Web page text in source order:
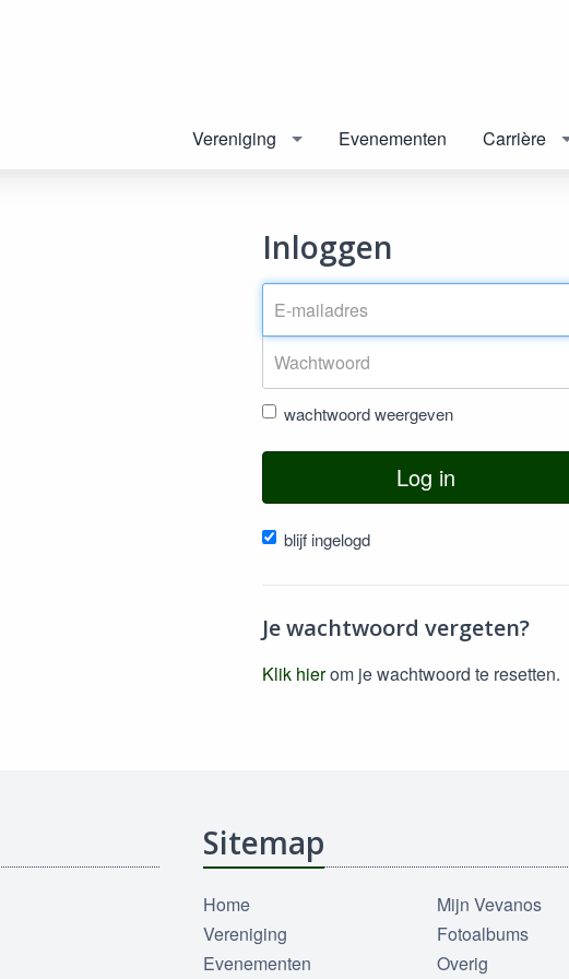
Vereniging Evenementen Carrière
Inloggen
wachtwoord weergeven
Log in
blijf ingelogd
Je wachtwoord vergeten?
Klik hierom je wachtwoord te resetten.
Sitemap
Home
Vereniging
Evenementen
Mijn Vevanos
Fotoalbums
Overig